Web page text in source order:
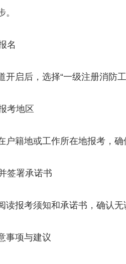
。
名
开启后，选择“一级注册消防
考地区
户籍地或工作所在地报考，确
签署承诺书
读报考须知和承诺书，确认无
事项与建议